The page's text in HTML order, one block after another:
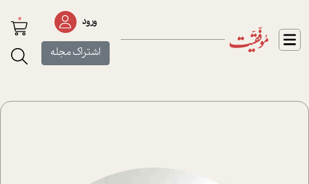
ورود
اشتراک مجله
0